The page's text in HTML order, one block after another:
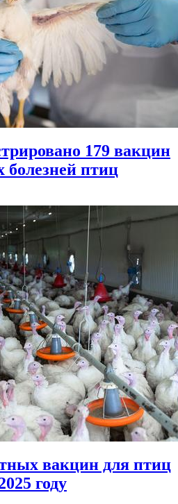
179 вакцин
болезней птиц
вакцин для птиц
году